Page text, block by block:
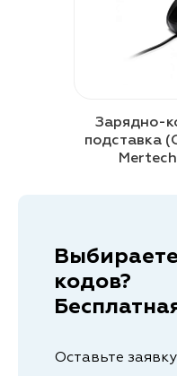
Зарядно-
подставка
кодов?
Оставьте